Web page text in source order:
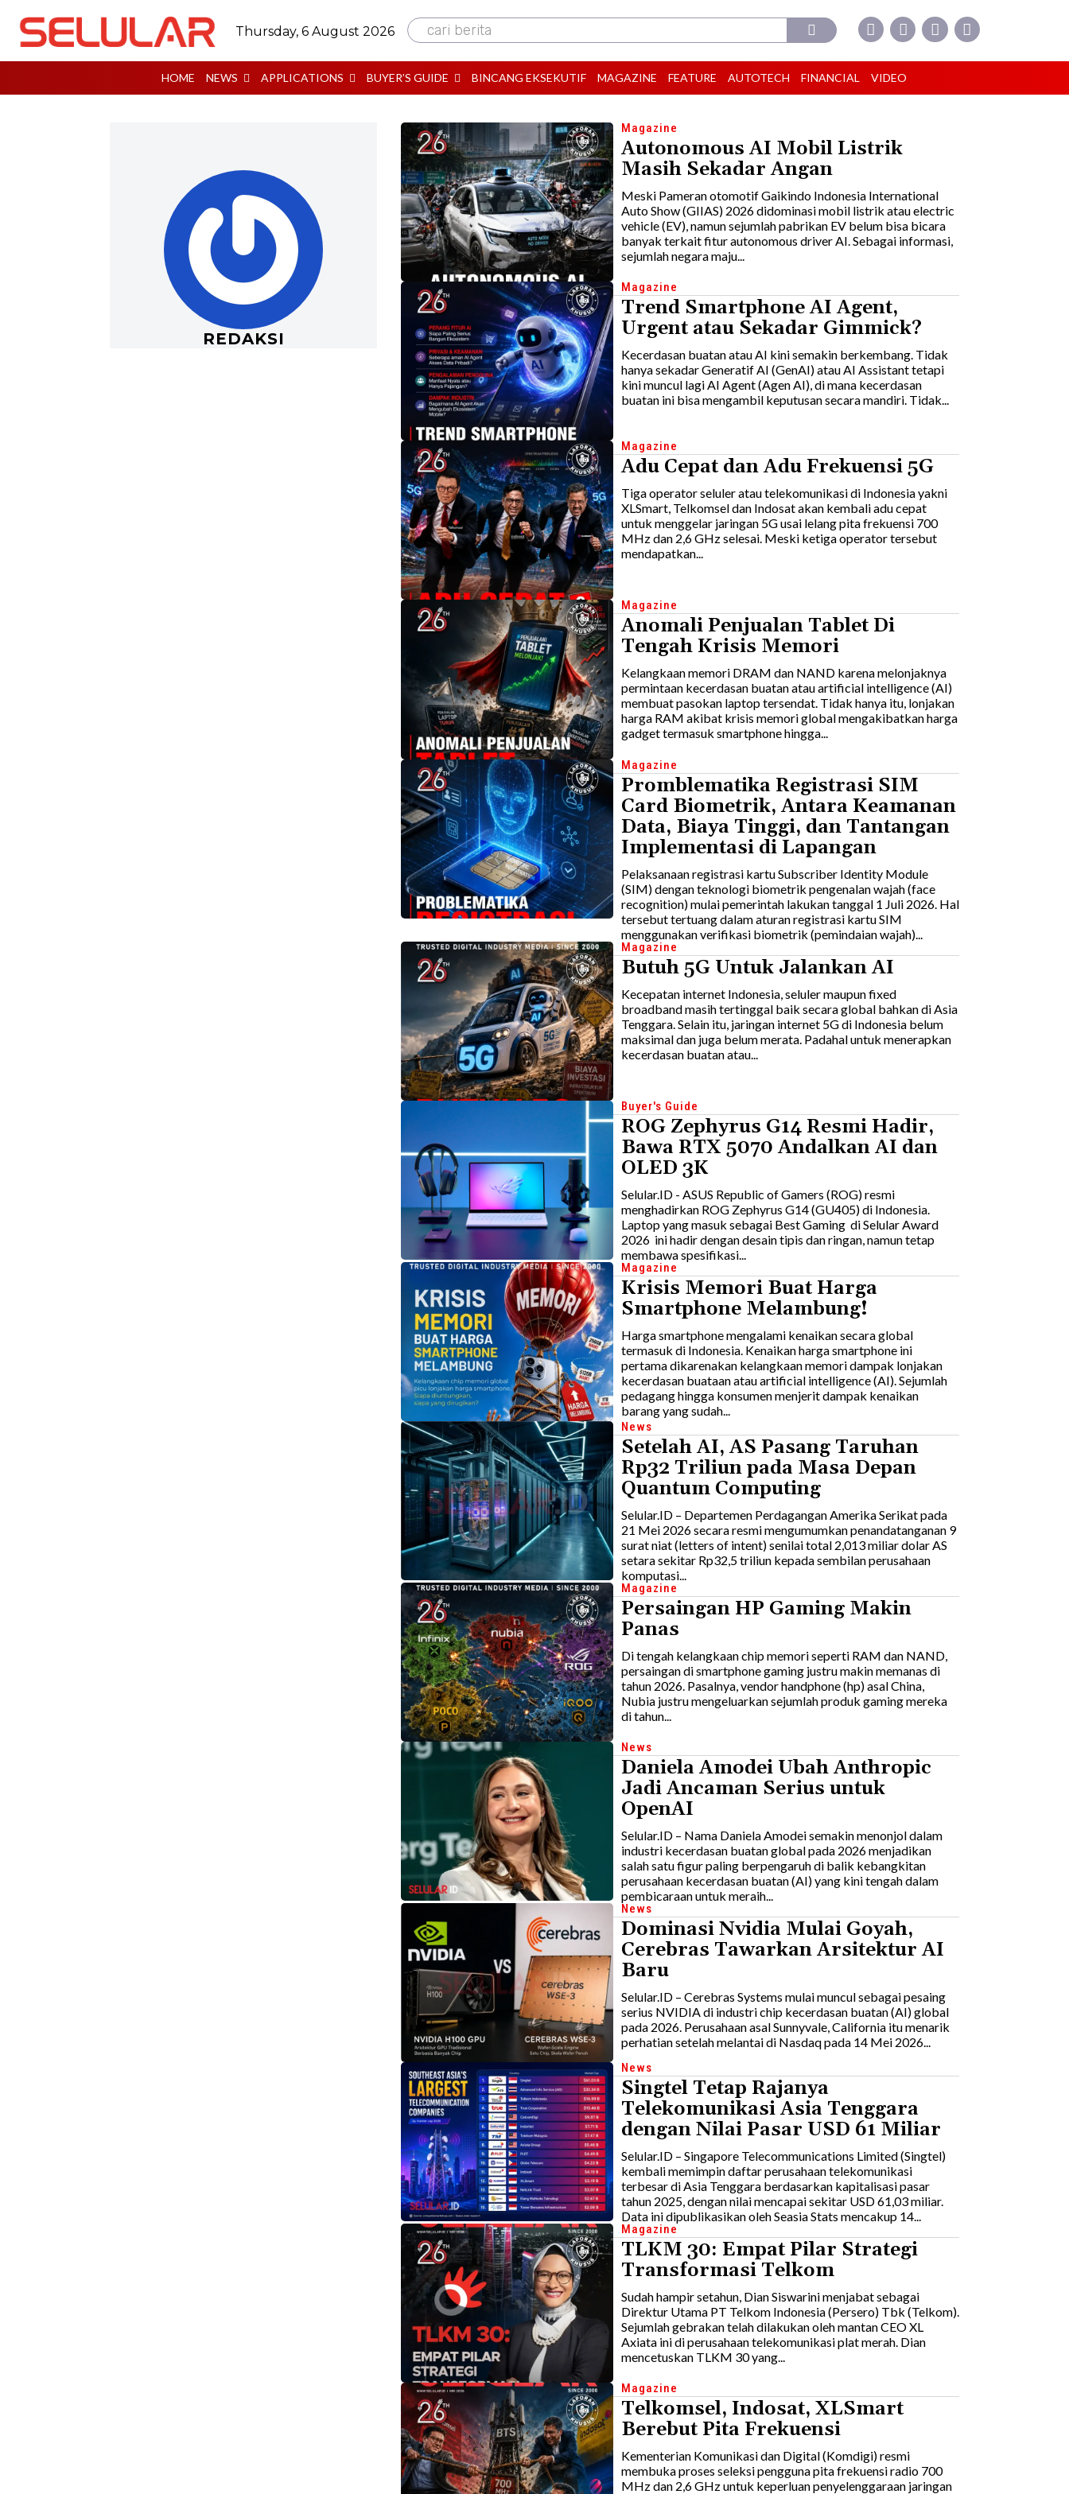
Thursday, 6 August 2026 cari berita
HOME NEWS APPLICATIONS BUYER’S GUIDE BINCANG EKSEKUTIF MAGAZINE FEATURE AUTOTECH FINANCIAL VIDEO
REDAKSI
Magazine
Autonomous AI Mobil Listrik
Masih Sekadar Angan
Meski Pameran otomotif Gaikindo Indonesia International
Auto Show (GIIAS) 2026 didominasi mobil listrik atau electric
vehicle (EV), namun sejumlah pabrikan EV belum bisa bicara
banyak terkait fitur autonomous driver AI. Sebagai informasi,
sejumlah negara maju...
Magazine
Trend Smartphone AI Agent,
Urgent atau Sekadar Gimmick?
Kecerdasan buatan atau AI kini semakin berkembang. Tidak
hanya sekadar Generatif AI (GenAI) atau AI Assistant tetapi
kini muncul lagi AI Agent (Agen AI), di mana kecerdasan
buatan ini bisa mengambil keputusan secara mandiri. Tidak...
Magazine
Adu Cepat dan Adu Frekuensi 5G
Tiga operator seluler atau telekomunikasi di Indonesia yakni
XLSmart, Telkomsel dan Indosat akan kembali adu cepat
untuk menggelar jaringan 5G usai lelang pita frekuensi 700
MHz dan 2,6 GHz selesai. Meski ketiga operator tersebut
mendapatkan...
Magazine
Anomali Penjualan Tablet Di
Tengah Krisis Memori
Kelangkaan memori DRAM dan NAND karena melonjaknya
permintaan kecerdasan buatan atau artificial intelligence (AI)
membuat pasokan laptop tersendat. Tidak hanya itu, lonjakan
harga RAM akibat krisis memori global mengakibatkan harga
gadget termasuk smartphone hingga...
Magazine
Promblematika Registrasi SIM
Card Biometrik, Antara Keamanan
Data, Biaya Tinggi, dan Tantangan
Implementasi di Lapangan
Pelaksanaan registrasi kartu Subscriber Identity Module
(SIM) dengan teknologi biometrik pengenalan wajah (face
recognition) mulai pemerintah lakukan tanggal 1 Juli 2026. Hal
tersebut tertuang dalam aturan registrasi kartu SIM
menggunakan verifikasi biometrik (pemindaian wajah)...
Magazine
Butuh 5G Untuk Jalankan AI
Kecepatan internet Indonesia, seluler maupun fixed
broadband masih tertinggal baik secara global bahkan di Asia
Tenggara. Selain itu, jaringan internet 5G di Indonesia belum
maksimal dan juga belum merata. Padahal untuk menerapkan
kecerdasan buatan atau...
Buyer's Guide
ROG Zephyrus G14 Resmi Hadir,
Bawa RTX 5070 Andalkan AI dan
OLED 3K
Selular.ID - ASUS Republic of Gamers (ROG) resmi
menghadirkan ROG Zephyrus G14 (GU405) di Indonesia.
Laptop yang masuk sebagai Best Gaming di Selular Award
2026 ini hadir dengan desain tipis dan ringan, namun tetap
membawa spesifikasi...
Magazine
Krisis Memori Buat Harga
Smartphone Melambung!
Harga smartphone mengalami kenaikan secara global
termasuk di Indonesia. Kenaikan harga smartphone ini
pertama dikarenakan kelangkaan memori dampak lonjakan
kecerdasan buataan atau artificial intelligence (AI). Sejumlah
pedagang hingga konsumen menjerit dampak kenaikan
barang yang sudah...
News
Setelah AI, AS Pasang Taruhan
Rp32 Triliun pada Masa Depan
Quantum Computing
Selular.ID – Departemen Perdagangan Amerika Serikat pada
21 Mei 2026 secara resmi mengumumkan penandatanganan 9
surat niat (letters of intent) senilai total 2,013 miliar dolar AS
setara sekitar Rp32,5 triliun kepada sembilan perusahaan
komputasi...
Magazine
Persaingan HP Gaming Makin
Panas
Di tengah kelangkaan chip memori seperti RAM dan NAND,
persaingan di smartphone gaming justru makin memanas di
tahun 2026. Pasalnya, vendor handphone (hp) asal China,
Nubia justru mengeluarkan sejumlah produk gaming mereka
di tahun...
News
Daniela Amodei Ubah Anthropic
Jadi Ancaman Serius untuk
OpenAI
Selular.ID – Nama Daniela Amodei semakin menonjol dalam
industri kecerdasan buatan global pada 2026 menjadikan
salah satu figur paling berpengaruh di balik kebangkitan
perusahaan kecerdasan buatan (AI) yang kini tengah dalam
pembicaraan untuk meraih...
News
Dominasi Nvidia Mulai Goyah,
Cerebras Tawarkan Arsitektur AI
Baru
Selular.ID – Cerebras Systems mulai muncul sebagai pesaing
serius NVIDIA di industri chip kecerdasan buatan (AI) global
pada 2026. Perusahaan asal Sunnyvale, California itu menarik
perhatian setelah melantai di Nasdaq pada 14 Mei 2026...
News
Singtel Tetap Rajanya
Telekomunikasi Asia Tenggara
dengan Nilai Pasar USD 61 Miliar
Selular.ID – Singapore Telecommunications Limited (Singtel)
kembali memimpin daftar perusahaan telekomunikasi
terbesar di Asia Tenggara berdasarkan kapitalisasi pasar
tahun 2025, dengan nilai mencapai sekitar USD 61,03 miliar.
Data ini dipublikasikan oleh Seasia Stats mencakup 14...
Magazine
TLKM 30: Empat Pilar Strategi
Transformasi Telkom
Sudah hampir setahun, Dian Siswarini menjabat sebagai
Direktur Utama PT Telkom Indonesia (Persero) Tbk (Telkom).
Sejumlah gebrakan telah dilakukan oleh mantan CEO XL
Axiata ini di perusahaan telekomunikasi plat merah. Dian
mencetuskan TLKM 30 yang...
Magazine
Telkomsel, Indosat, XLSmart
Berebut Pita Frekuensi
Kementerian Komunikasi dan Digital (Komdigi) resmi
membuka proses seleksi pengguna pita frekuensi radio 700
MHz dan 2,6 GHz untuk keperluan penyelenggaraan jaringan